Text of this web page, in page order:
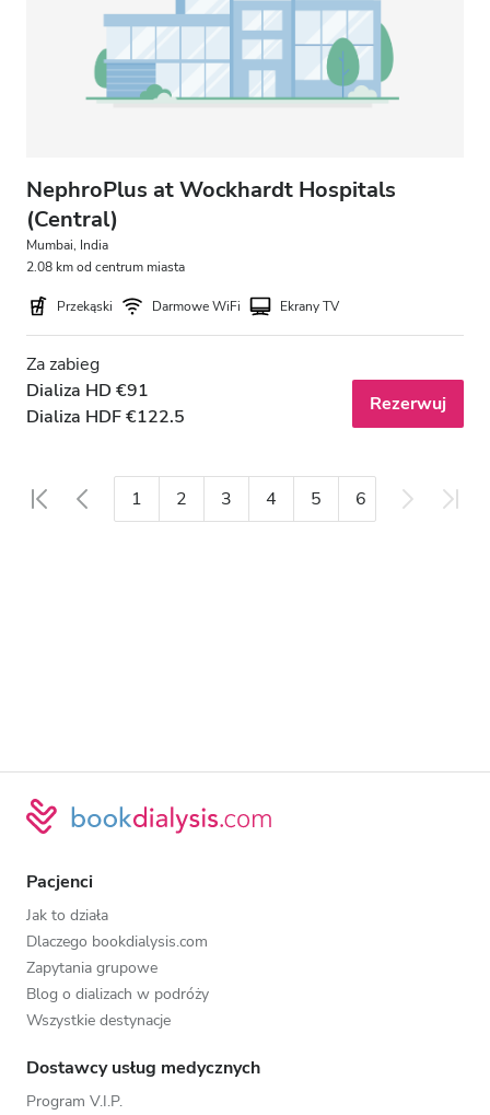
NephroPlus at Wockhardt Hospitals
(Central)
Mumbai, India
2.08 km od centrum miasta
Przekąski Darmowe WiFi Ekrany TV
Za zabieg
Dializa HD €91
Dializa HDF €122.5
Rezerwuj
1 2 3 4 5 6 7 8
Pacjenci
Jak to działa
Dlaczego bookdialysis.com
Zapytania grupowe
Blog o dializach w podróży
Wszystkie destynacje
Dostawcy usług medycznych
Program V.I.P.